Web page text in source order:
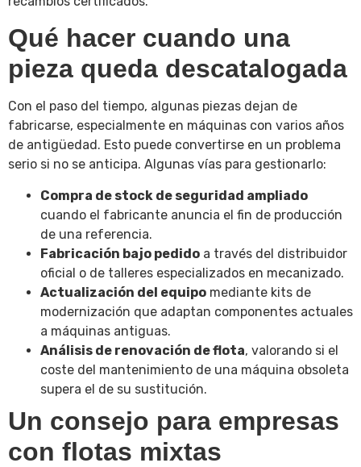
Qué hacer cuando una
pieza queda descatalogada
Con el paso del tiempo, algunas piezas dejan de
fabricarse, especialmente en máquinas con varios años
de antigüedad. Esto puede convertirse en un problema
serio si no se anticipa. Algunas vías para gestionarlo:
Compra de stock de seguridad ampliado
cuando el fabricante anuncia el fin de producción
de una referencia.
Fabricación bajo pedido a través del distribuidor
oficial o de talleres especializados en mecanizado.
Actualización del equipo mediante kits de
modernización que adaptan componentes actuales
a máquinas antiguas.
Análisis de renovación de flota, valorando si el
coste del mantenimiento de una máquina obsoleta
supera el de su sustitución.
Un consejo para empresas
con flotas mixtas